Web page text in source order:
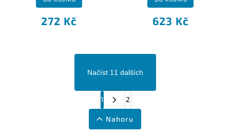
272 Kč 623 Kč
Načíst 11 dalších
1 2
Nahoru